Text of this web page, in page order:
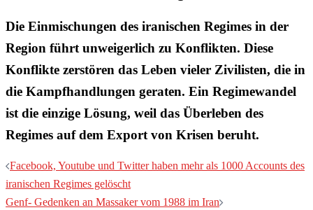
Die Einmischungen des iranischen Regimes in der
Region führt unweigerlich zu Konflikten. Diese
Konflikte zerstören das Leben vieler Zivilisten, die in
die Kampfhandlungen geraten. Ein Regimewandel
ist die einzige Lösung, weil das Überleben des
Regimes auf dem Export von Krisen beruht.
Beitragsnavigation
Facebook, Youtube und Twitter haben mehr als 1000 Accounts des
iranischen Regimes gelöscht
Genf- Gedenken an Massaker vom 1988 im Iran